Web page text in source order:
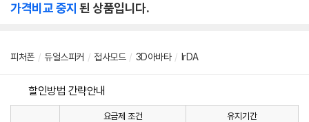
가격비교 중지 된 상품입니다.
피처폰 / 듀얼스피커 / 접사모드 / 3D아바타 / lrDA
할인방법 간략안내
요금제 조건 유지기간